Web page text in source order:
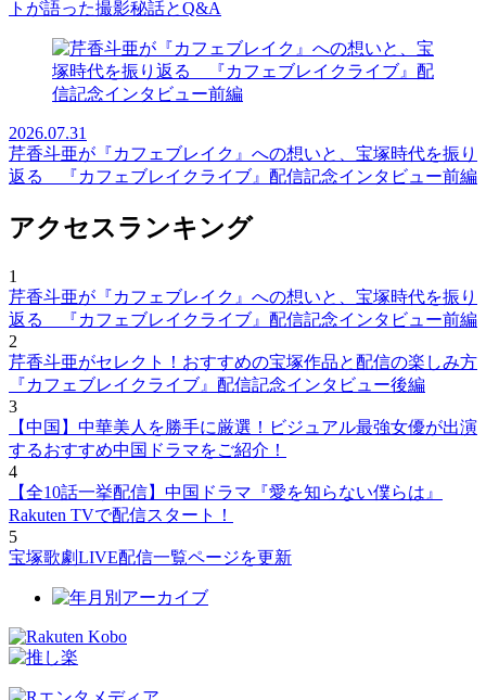
トが語った撮影秘話とQ&A
2026.07.31
芹香斗亜が『カフェブレイク』への想いと、宝塚時代を振り
返る 『カフェブレイクライブ』配信記念インタビュー前編
アクセスランキング
1
芹香斗亜が『カフェブレイク』への想いと、宝塚時代を振り
返る 『カフェブレイクライブ』配信記念インタビュー前編
2
芹香斗亜がセレクト！おすすめの宝塚作品と配信の楽しみ方
『カフェブレイクライブ』配信記念インタビュー後編
3
【中国】中華美人を勝手に厳選！ビジュアル最強女優が出演
するおすすめ中国ドラマをご紹介！
4
【全10話一挙配信】中国ドラマ『愛を知らない僕らは』
Rakuten TVで配信スタート！
5
宝塚歌劇LIVE配信一覧ページを更新